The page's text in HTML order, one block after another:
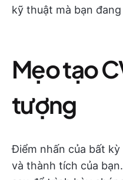
kỹ thuật mà bạn
Mẹo tạo
tượng
Điểm nhấn của bất
và thành tích của